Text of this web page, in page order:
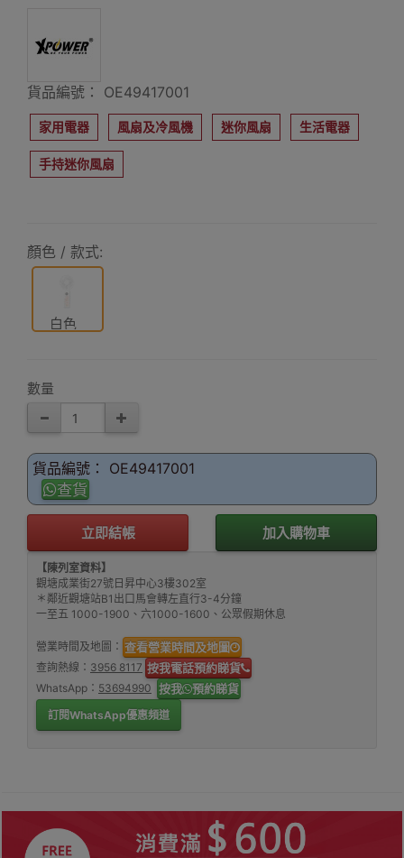
貨品編號： OE49417001
家用電器 風扇及冷風機 迷你風扇 生活電器
手持迷你風扇
顏色 / 款式:
白色
數量
貨品編號： OE49417001
查貨
立即結帳 加入購物車
【陳列室資料】
觀塘成業街27號日昇中心3樓302室
＊鄰近觀塘站B1出口馬會轉左直行3-4分鐘
一至五 1000-1900、六1000-1600、公眾假期休息
營業時間及地圖： 查看營業時間及地圖
查詢熱線： 3956 8117 按我電話預約睇貨
WhatsApp： 53694990 按我 預約睇貨
訂閱WhatsApp優惠頻道